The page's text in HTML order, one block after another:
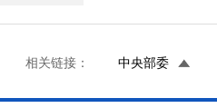
相关链接： 中央部委